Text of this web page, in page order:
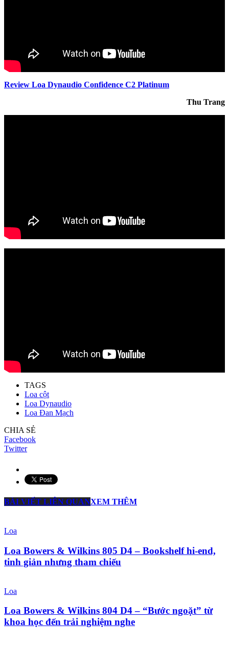
Review Loa Dynaudio Confidence C2 Platinum
Thu Trang
TAGS
Loa cột
Loa Dynaudio
Loa Đan Mạch
CHIA SẺ
Facebook
Twitter
BÀI VIẾT LIÊN QUANXEM THÊM
Loa
Loa Bowers & Wilkins 805 D4 – Bookshelf hi-end,
tinh giản nhưng tham chiếu
Loa
Loa Bowers & Wilkins 804 D4 – “Bước ngoặt” từ
khoa học đến trải nghiệm nghe